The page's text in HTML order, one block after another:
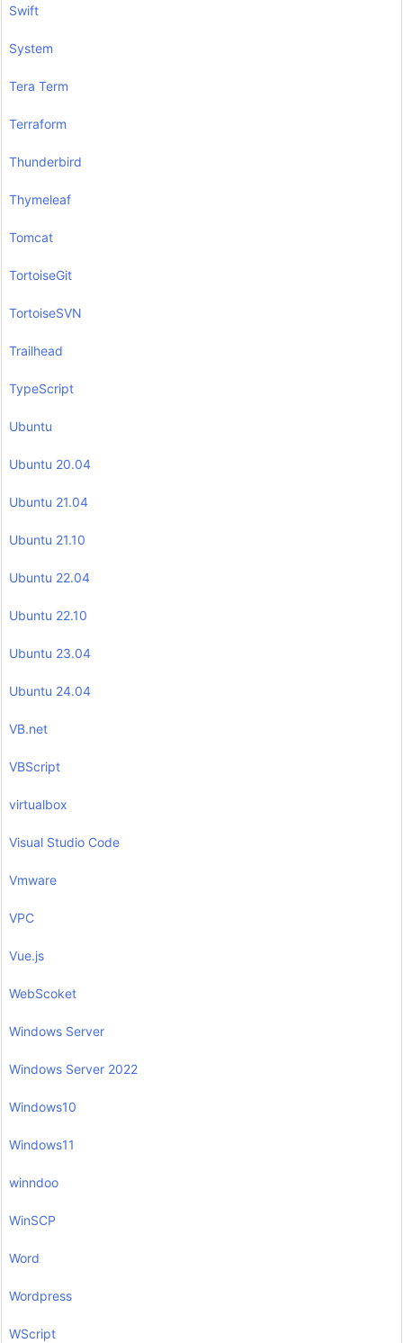
Swift
System
Tera Term
Terraform
Thunderbird
Thymeleaf
Tomcat
TortoiseGit
TortoiseSVN
Trailhead
TypeScript
Ubuntu
Ubuntu 20.04
Ubuntu 21.04
Ubuntu 21.10
Ubuntu 22.04
Ubuntu 22.10
Ubuntu 23.04
Ubuntu 24.04
VB.net
VBScript
virtualbox
Visual Studio Code
Vmware
VPC
Vue.js
WebScoket
Windows Server
Windows Server 2022
Windows10
Windows11
winndoo
WinSCP
Word
Wordpress
WScript